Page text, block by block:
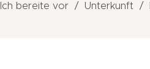
Ich bereite vor Unterkunft